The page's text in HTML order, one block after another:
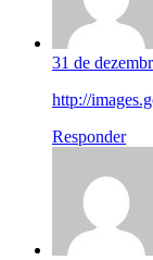
31 de
http://
Responder